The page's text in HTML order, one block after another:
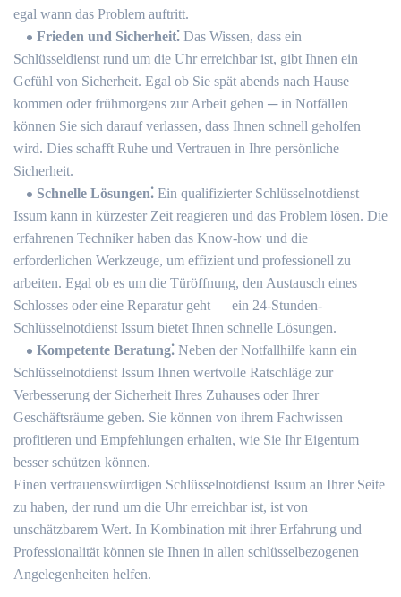
egal wann das Problem auftritt.​
Frieden und Sicherheit⁚ Das Wissen, dass ein
Schlüsseldienst rund um die Uhr erreichbar ist, gibt Ihnen ein
Gefühl von Sicherheit.​ Egal ob Sie spät abends nach Hause
kommen oder frühmorgens zur Arbeit gehen ─ in Notfällen
können Sie sich darauf verlassen, dass Ihnen schnell geholfen
wird.​ Dies schafft Ruhe und Vertrauen in Ihre persönliche
Sicherheit.​
Schnelle Lösungen⁚ Ein qualifizierter Schlüsselnotdienst
Issum kann in kürzester Zeit reagieren und das Problem lösen.​ Die
erfahrenen Techniker haben das Know-how und die
erforderlichen Werkzeuge, um effizient und professionell zu
arbeiten. Egal ob es um die Türöffnung, den Austausch eines
Schlosses oder eine Reparatur geht ― ein 24-Stunden-
Schlüsselnotdienst Issum bietet Ihnen schnelle Lösungen.​
Kompetente Beratung⁚ Neben der Notfallhilfe kann ein
Schlüsselnotdienst Issum Ihnen wertvolle Ratschläge zur
Verbesserung der Sicherheit Ihres Zuhauses oder Ihrer
Geschäftsräume geben. Sie können von ihrem Fachwissen
profitieren und Empfehlungen erhalten, wie Sie Ihr Eigentum
besser schützen können.​
Einen vertrauenswürdigen Schlüsselnotdienst Issum an Ihrer Seite
zu haben, der rund um die Uhr erreichbar ist, ist von
unschätzbarem Wert.​ In Kombination mit ihrer Erfahrung und
Professionalität können sie Ihnen in allen schlüsselbezogenen
Angelegenheiten helfen.​